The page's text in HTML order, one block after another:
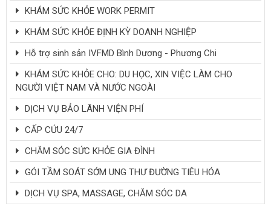
KHÁM SỨC KHỎE WORK PERMIT
KHÁM SỨC KHỎE ĐỊNH KỲ DOANH NGHIỆP
Hỗ trợ sinh sản IVFMD Bình Dương - Phương Chi
KHÁM SỨC KHỎE CHO: DU HỌC, XIN VIỆC LÀM CHO
NGƯỜI VIỆT NAM VÀ NƯỚC NGOÀI
DỊCH VỤ BẢO LÃNH VIỆN PHÍ
CẤP CỨU 24/7
CHĂM SÓC SỨC KHỎE GIA ĐÌNH
GÓI TẦM SOÁT SỚM UNG THƯ ĐƯỜNG TIÊU HÓA
DỊCH VỤ SPA, MASSAGE, CHĂM SÓC DA